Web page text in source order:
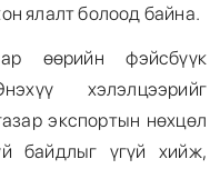
ялалт болоод байна.
өөрийн фэйсбүүк
хэлэлцээрийг
экспортын нөхцөл
байдлыг үгүй хийж,